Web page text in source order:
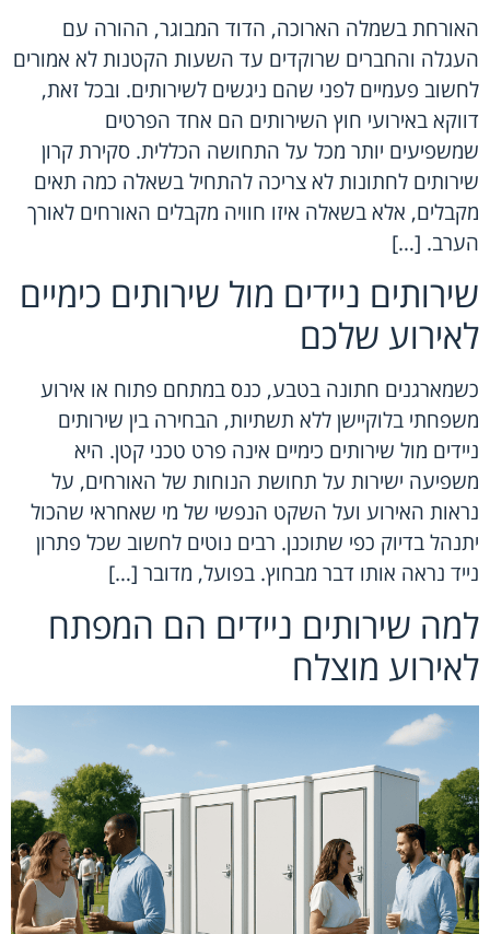
האורחת בשמלה הארוכה, הדוד המבוגר, ההורה עם
העגלה והחברים שרוקדים עד השעות הקטנות לא אמורים
לחשוב פעמיים לפני שהם ניגשים לשירותים. ובכל זאת,
דווקא באירועי חוץ השירותים הם אחד הפרטים
שמשפיעים יותר מכל על התחושה הכללית. סקירת קרון
שירותים לחתונות לא צריכה להתחיל בשאלה כמה תאים
מקבלים, אלא בשאלה איזו חוויה מקבלים האורחים לאורך
הערב. […]
שירותים ניידים מול שירותים כימיים
לאירוע שלכם
כשמארגנים חתונה בטבע, כנס במתחם פתוח או אירוע
משפחתי בלוקיישן ללא תשתיות, הבחירה בין שירותים
ניידים מול שירותים כימיים אינה פרט טכני קטן. היא
משפיעה ישירות על תחושת הנוחות של האורחים, על
נראות האירוע ועל השקט הנפשי של מי שאחראי שהכול
יתנהל בדיוק כפי שתוכנן. רבים נוטים לחשוב שכל פתרון
נייד נראה אותו דבר מבחוץ. בפועל, מדובר […]
למה שירותים ניידים הם המפתח
לאירוע מוצלח